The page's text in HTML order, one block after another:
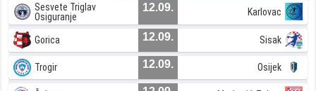
Sesvete Triglav
Osiguranje
12.09. Karlovac
Gorica 12.09. Sisak
Trogir 12.09. Osijek